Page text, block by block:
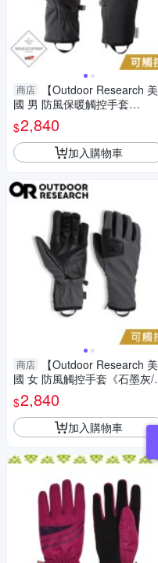
商店
【Outdoor Research 美
國 男 防風保暖觸控手套
《黑》】300543/保暖手套/機
車手套/防滑手套
$2,840
加入購物車
商店
【Outdoor Research 美
國 女 防風觸控手套《石墨灰/
黑》】322190/保暖手套/機車
手套/防滑手套
$2,840
加入購物車